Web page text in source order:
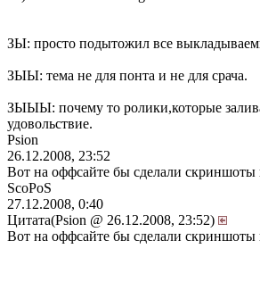
ЗЫ: просто подытожил все
ЗЫЫ: тема не для понта и не для срача.
ЗЫЫЫ: почему то ролики,которые
удовольствие.
Psion
26.12.2008, 23:52
Вот на оффсайте бы сделали
ScoPoS
27.12.2008, 0:40
Цитата(Psion @ 26.12.2008, 23:52)
Вот на оффсайте бы сделали